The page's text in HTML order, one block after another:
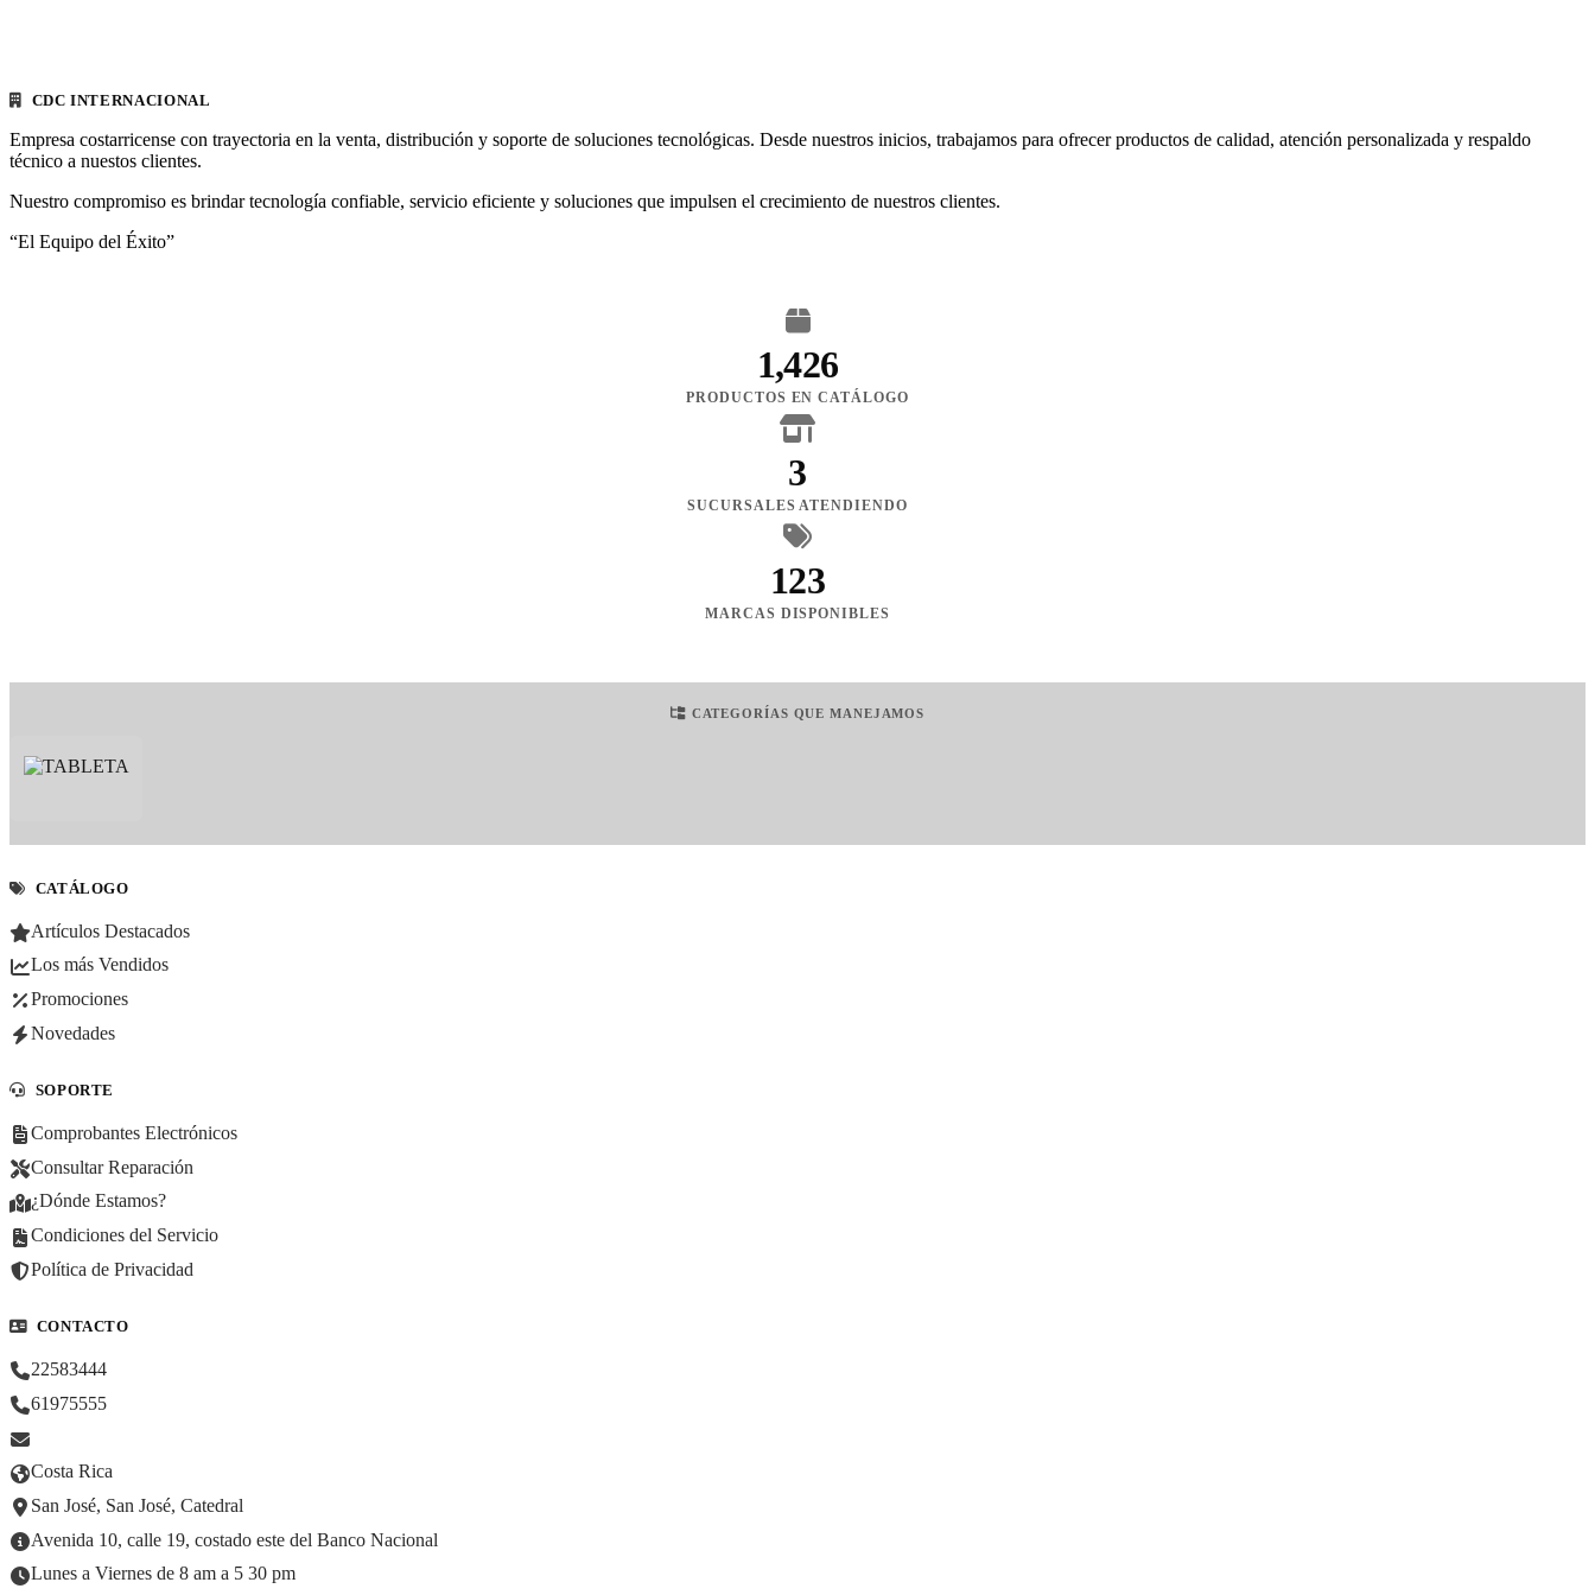
CDC INTERNACIONAL
Empresa costarricense con trayectoria en la venta, distribución y soporte de soluciones tecnológicas. Desde nuestros inicios, trabajamos para ofrecer productos de calidad, atención personalizada y respaldo
técnico a nuestos clientes.
Nuestro compromiso es brindar tecnología confiable, servicio eficiente y soluciones que impulsen el crecimiento de nuestros clientes.
“El Equipo del Éxito”
1,426
PRODUCTOS EN CATÁLOGO
3
SUCURSALES ATENDIENDO
123
MARCAS DISPONIBLES
CATEGORÍAS QUE MANEJAMOS
CATÁLOGO
Artículos Destacados
Los más Vendidos
Promociones
Novedades
SOPORTE
Comprobantes Electrónicos
Consultar Reparación
¿Dónde Estamos?
Condiciones del Servicio
Política de Privacidad
CONTACTO
22583444
61975555
Costa Rica
San José, San José, Catedral
Avenida 10, calle 19, costado este del Banco Nacional
Lunes a Viernes de 8 am a 5 30 pm